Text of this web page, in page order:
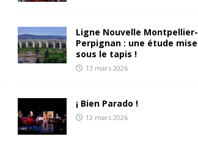
Ligne Nouvelle Montpellier-
Perpignan : une étude mise
sous le tapis !
13 mars 2026
¡ Bien Parado !
12 mars 2026